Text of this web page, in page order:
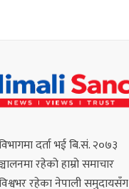
दर्ता भई बि.सं. २०७३
रहेको हाम्रो समाचार
रहेका नेपाली समुदायसँग